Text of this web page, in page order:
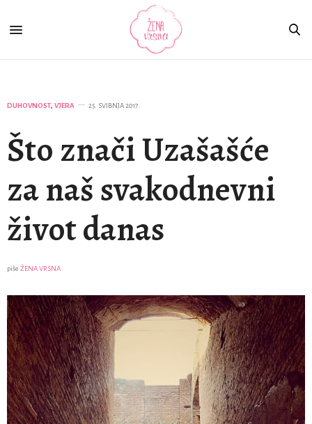
DUHOVNOST, VJERA 25. SVIBNJA 2017.
Što znači Uzašašće
za naš svakodnevni
život danas
piše ŽENA VRSNA